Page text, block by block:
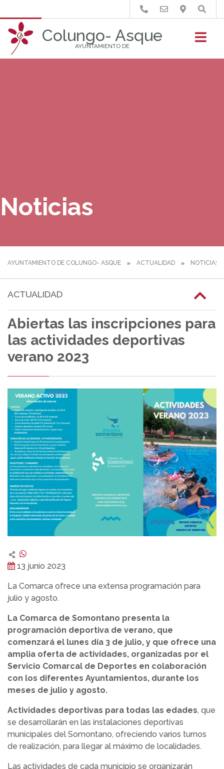
Colungo- Asque
AYUNTAMIENTO DE
Buscar
Noticias
AYUNTAMIENTO DE COLUNGO- ASQUE ACTUALIDAD NOTICIAS
ACTUALIDAD
Abiertas las inscripciones para
las actividades deportivas
verano 2023
13 junio 2023
La Comarca ofrece una extensa programación para
julio y agosto.
La Comarca de Somontano presenta la
programación deportiva de verano, que
comenzará el lunes día 3 de julio, y que ofrece una
amplia oferta de actividades, organizadas por el
Servicio Comarcal de Deportes en colaboración
con los diferentes Ayuntamientos, durante los
meses de julio y agosto.
Actividades deportivas para todas las edades, que
se desarrollarán en las instalaciones deportivas
municipales del Somontano, ofreciendo varios turnos
de realización, para llegar al máximo de localidades.
Las actividades de cada municipio se organizarán